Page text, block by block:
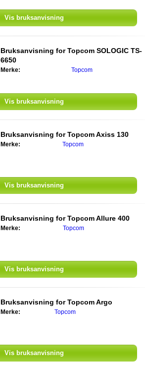
Vis bruksanvisning
Bruksanvisning for Topcom SOLOGIC TS-
6650
Merke: Topcom
Vis bruksanvisning
Bruksanvisning for Topcom Axiss 130
Merke: Topcom
Vis bruksanvisning
Bruksanvisning for Topcom Allure 400
Merke: Topcom
Vis bruksanvisning
Bruksanvisning for Topcom Argo
Merke: Topcom
Vis bruksanvisning